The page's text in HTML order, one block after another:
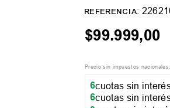
REFERENCIA:
$99.999,00
Precio sin impuestos nacionales:
6cuotas sin
6cuotas sin